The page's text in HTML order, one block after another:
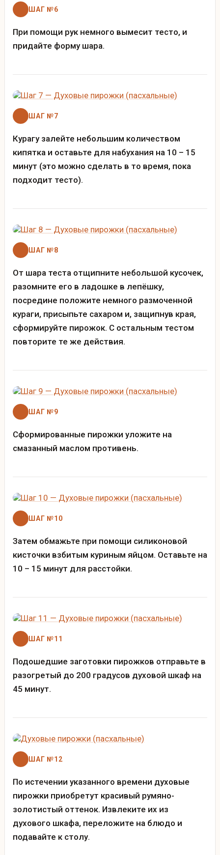
ШАГ №6
При помощи рук немного вымесит тесто, и
придайте форму шара.
ШАГ №7
Курагу залейте небольшим количеством
кипятка и оставьте для набухания на 10 – 15
минут (это можно сделать в то время, пока
подходит тесто).
ШАГ №8
От шара теста отщипните небольшой кусочек,
разомните его в ладошке в лепёшку,
посредине положите немного размоченной
кураги, присыпьте сахаром и, защипнув края,
сформируйте пирожок. С остальным тестом
повторите те же действия.
ШАГ №9
Сформированные пирожки уложите на
смазанный маслом противень.
ШАГ №10
Затем обмажьте при помощи силиконовой
кисточки взбитым куриным яйцом. Оставьте на
10 – 15 минут для расстойки.
ШАГ №11
Подошедшие заготовки пирожков отправьте в
разогретый до 200 градусов духовой шкаф на
45 минут.
ШАГ №12
По истечении указанного времени духовые
пирожки приобретут красивый румяно-
золотистый оттенок. Извлеките их из
духового шкафа, переложите на блюдо и
подавайте к столу.